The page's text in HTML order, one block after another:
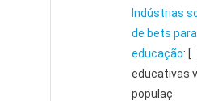
Indústrias
de bets
educação:
educativas
populaç